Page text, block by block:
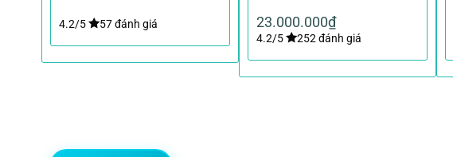
4.2/5 57 đánh giá 23.000.000₫
4.2/5 252 đánh giá